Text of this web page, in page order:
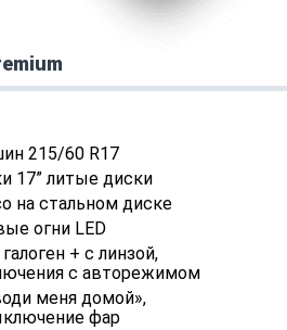
215/60 R17
17” литые диски
на стальном диске
огни LED
+ с линзой,
с авторежимом
меня домой»,
фар